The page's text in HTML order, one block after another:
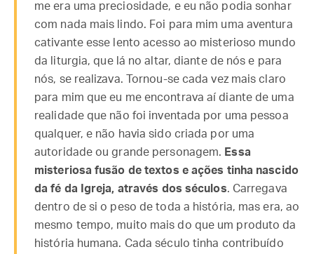
me era uma preciosidade, e eu não podia sonhar
com nada mais lindo. Foi para mim uma aventura
cativante esse lento acesso ao misterioso mundo
da liturgia, que lá no altar, diante de nós e para
nós, se realizava. Tornou-se cada vez mais claro
para mim que eu me encontrava aí diante de uma
realidade que não foi inventada por uma pessoa
qualquer, e não havia sido criada por uma
autoridade ou grande personagem. Essa
misteriosa fusão de textos e ações tinha nascido
da fé da Igreja, através dos séculos. Carregava
dentro de si o peso de toda a história, mas era, ao
mesmo tempo, muito mais do que um produto da
história humana. Cada século tinha contribuído